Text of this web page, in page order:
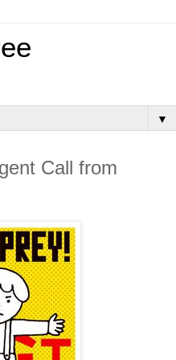
▼
Call from